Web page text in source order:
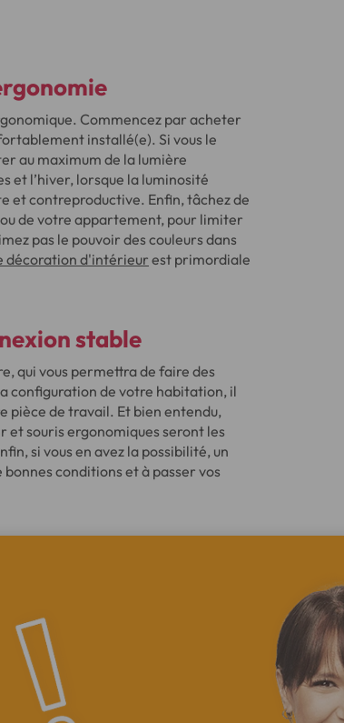
Commencez par acheter
installé(e). Si vous le
au maximum de la lumière
et l’hiver, lorsque la luminosité
et contreproductive. Enfin, tâchez de
de votre appartement, pour limiter
pas le pouvoir des couleurs dans
décoration d'intérieurest primordiale
stable
qui vous permettra de faire des
configuration de votre habitation, il
pièce de travail. Et bien entendu,
souris ergonomiques seront les
si vous en avez la possibilité, un
conditions et à passer vos